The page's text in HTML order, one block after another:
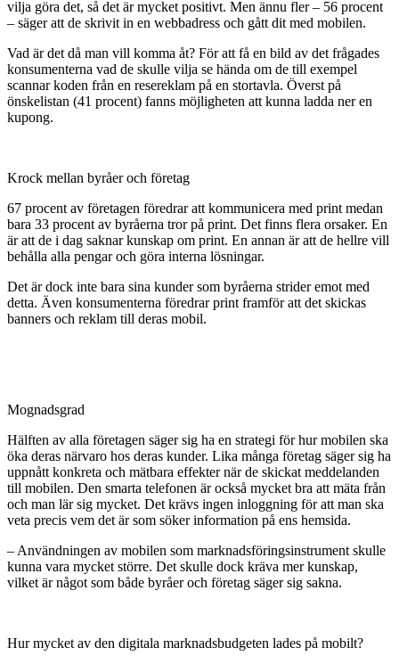
vilja göra det, så det är mycket positivt. Men ännu fler – 56 procent
– säger att de skrivit in en webbadress och gått dit med mobilen.
Vad är det då man vill komma åt? För att få en bild av det frågades
konsumenterna vad de skulle vilja se hända om de till exempel
scannar koden från en resereklam på en stortavla. Överst på
önskelistan (41 procent) fanns möjligheten att kunna ladda ner en
kupong.
Krock mellan byråer och företag
67 procent av företagen föredrar att kommunicera med print medan
bara 33 procent av byråerna tror på print. Det finns flera orsaker. En
är att de i dag saknar kunskap om print. En annan är att de hellre vill
behålla alla pengar och göra interna lösningar.
Det är dock inte bara sina kunder som byråerna strider emot med
detta. Även konsumenterna föredrar print framför att det skickas
banners och reklam till deras mobil.
Mognadsgrad
Hälften av alla företagen säger sig ha en strategi för hur mobilen ska
öka deras närvaro hos deras kunder. Lika många företag säger sig ha
uppnått konkreta och mätbara effekter när de skickat meddelanden
till mobilen. Den smarta telefonen är också mycket bra att mäta från
och man lär sig mycket. Det krävs ingen inloggning för att man ska
veta precis vem det är som söker information på ens hemsida.
– Användningen av mobilen som marknadsföringsinstrument skulle
kunna vara mycket större. Det skulle dock kräva mer kunskap,
vilket är något som både byråer och företag säger sig sakna.
Hur mycket av den digitala marknadsbudgeten lades på mobilt?